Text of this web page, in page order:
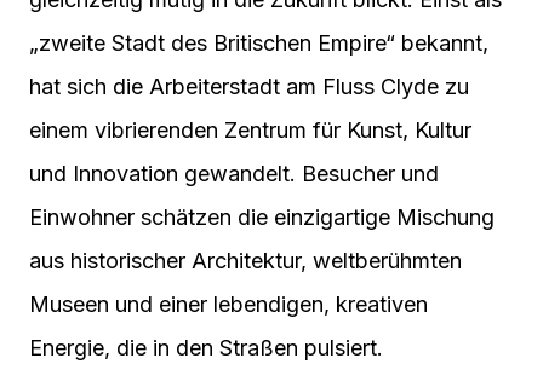
„zweite Stadt des Britischen Empire“ bekannt,
hat sich die Arbeiterstadt am Fluss Clyde zu
einem vibrierenden Zentrum für Kunst, Kultur
und Innovation gewandelt. Besucher und
Einwohner schätzen die einzigartige Mischung
aus historischer Architektur, weltberühmten
Museen und einer lebendigen, kreativen
Energie, die in den Straßen pulsiert.